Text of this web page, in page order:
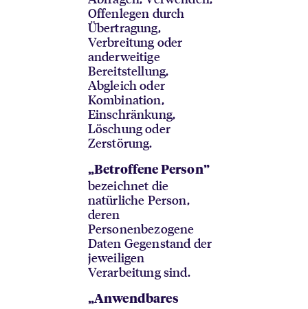
Offenlegen durch
Übertragung,
Verbreitung oder
anderweitige
Bereitstellung,
Abgleich oder
Kombination,
Einschränkung,
Löschung oder
Zerstörung.
„Betroffene Person”
bezeichnet die
natürliche Person,
deren
Personenbezogene
Daten Gegenstand der
jeweiligen
Verarbeitung sind.
„Anwendbares